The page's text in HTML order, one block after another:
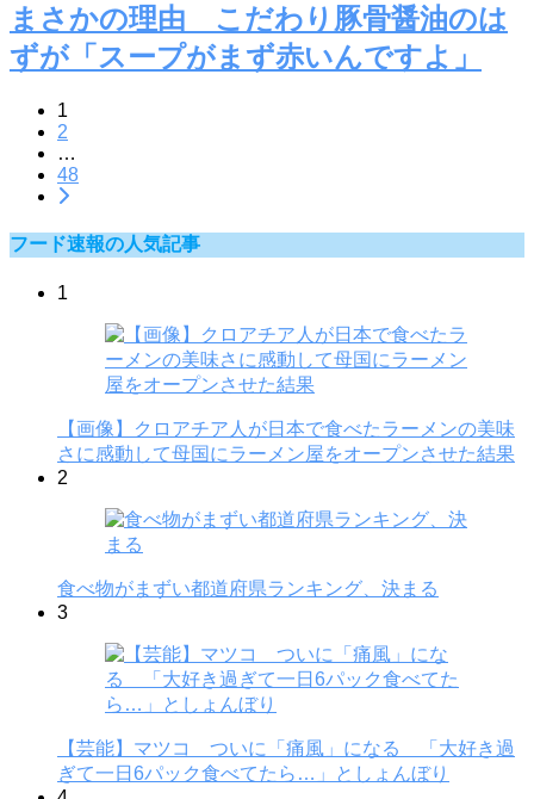
まさかの理由 こだわり豚骨醤油のは
ずが「スープがまず赤いんですよ」
1
2
…
48
フード速報の人気記事
1
【画像】クロアチア人が日本で食べたラーメンの美味
さに感動して母国にラーメン屋をオープンさせた結果
2
食べ物がまずい都道府県ランキング、決まる
3
【芸能】マツコ ついに「痛風」になる 「大好き過
ぎて一日6パック食べてたら…」としょんぼり